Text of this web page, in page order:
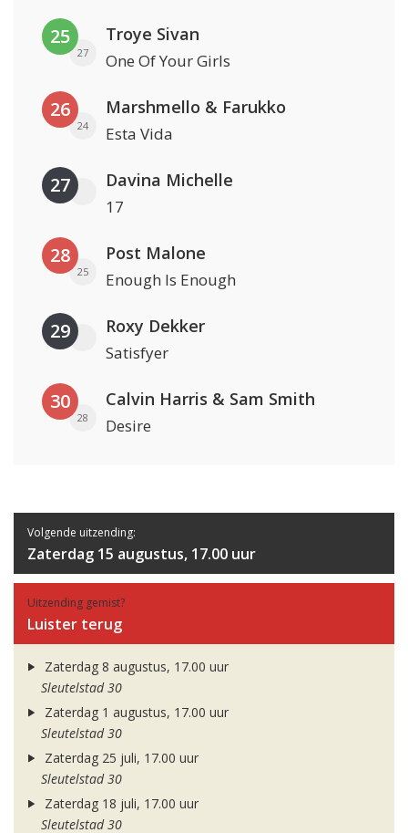
25
27
Troye Sivan
One Of Your Girls
26
24
Marshmello & Farukko
Esta Vida
27 Davina Michelle
17
28
25
Post Malone
Enough Is Enough
29 Roxy Dekker
Satisfyer
30
28
Calvin Harris & Sam Smith
Desire
Volgende uitzending:
Zaterdag 15 augustus, 17.00 uur
Uitzending gemist?
Luister terug
Zaterdag 8 augustus, 17.00 uur
Sleutelstad 30
Zaterdag 1 augustus, 17.00 uur
Sleutelstad 30
Zaterdag 25 juli, 17.00 uur
Sleutelstad 30
Zaterdag 18 juli, 17.00 uur
Sleutelstad 30